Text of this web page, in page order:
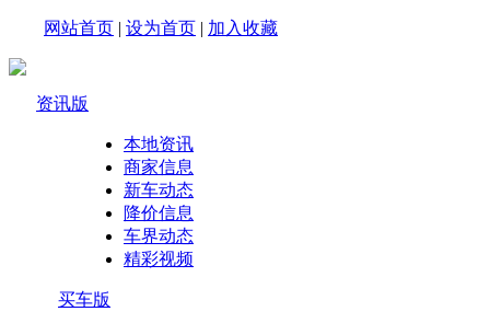
网站首页 | 设为首页 | 加入收藏
资讯版
本地资讯
商家信息
新车动态
降价信息
车界动态
精彩视频
买车版